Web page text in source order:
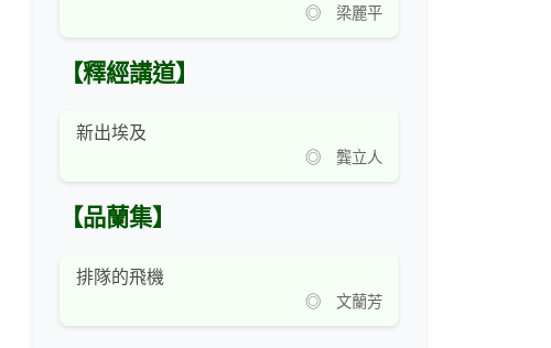
◎ 梁麗平
【釋經講道】
新出埃及
◎ 龔立人
【品蘭集】
排隊的飛機
◎ 文蘭芳